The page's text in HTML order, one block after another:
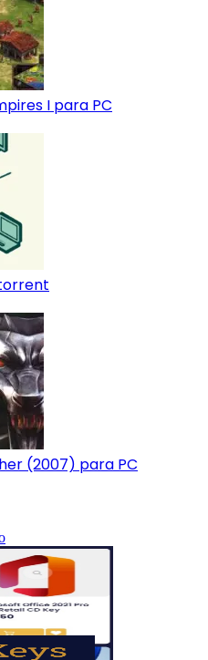
I para PC
(2007) para PC